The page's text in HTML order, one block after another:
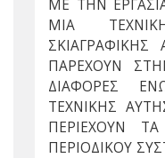
ΜΕ ΤΗΝ
ΜΙΑ
ΠΑΡΕΧΟΥΝ
ΔΙΑΦΟΡΕΣ
ΤΕΧΝΙΚΗΣ
ΠΕΡΙΕΧΟΥΝ
ΠΕΡΙΟΔΙΚΟΥ